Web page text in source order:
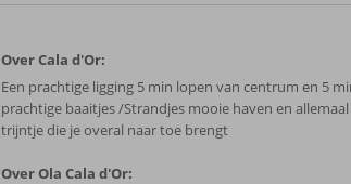
Over Cala d'Or:
Een prachtige ligging 5 min lopen van centrum en 5
prachtige baaitjes /Strandjes mooie haven en
trijntje die je overal naar toe brengt
Over Ola Cala d'Or: